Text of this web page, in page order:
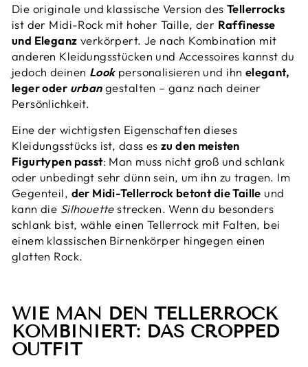
Die originale und klassische Version des Tellerrocks
ist der Midi-Rock mit hoher Taille, der Raffinesse
und Eleganz verkörpert. Je nach Kombination mit
anderen Kleidungsstücken und Accessoires kannst du
jedoch deinen Lookpersonalisieren und ihn elegant,
leger oder urbangestalten – ganz nach deiner
Persönlichkeit.
Eine der wichtigsten Eigenschaften dieses
Kleidungsstücks ist, dass eszu den meisten
Figurtypen passt: Man muss nicht groß und schlank
oder unbedingt sehr dünn sein, um ihn zu tragen. Im
Gegenteil, der Midi-Tellerrock betont die Taille und
kann die Silhouettestrecken. Wenn du besonders
schlank bist, wähle einen Tellerrock mit Falten, bei
einem klassischen Birnenkörper hingegen einen
glatten Rock.
WIE MAN DEN TELLERROCK
KOMBINIERT: DAS CROPPED
OUTFIT